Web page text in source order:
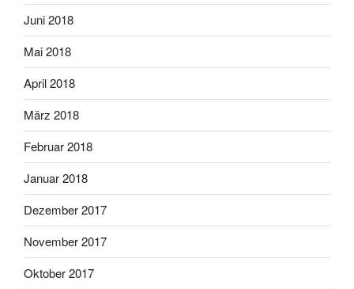
Juni 2018
Mai 2018
April 2018
März 2018
Februar 2018
Januar 2018
Dezember 2017
November 2017
Oktober 2017